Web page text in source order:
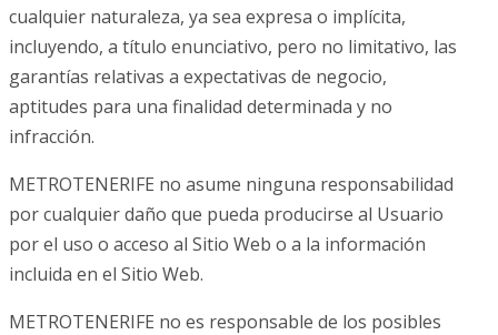
cualquier naturaleza, ya sea expresa o implícita,
incluyendo, a título enunciativo, pero no limitativo, las
garantías relativas a expectativas de negocio,
aptitudes para una finalidad determinada y no
infracción.
METROTENERIFE no asume ninguna responsabilidad
por cualquier daño que pueda producirse al Usuario
por el uso o acceso al Sitio Web o a la información
incluida en el Sitio Web.
METROTENERIFE no es responsable de los posibles